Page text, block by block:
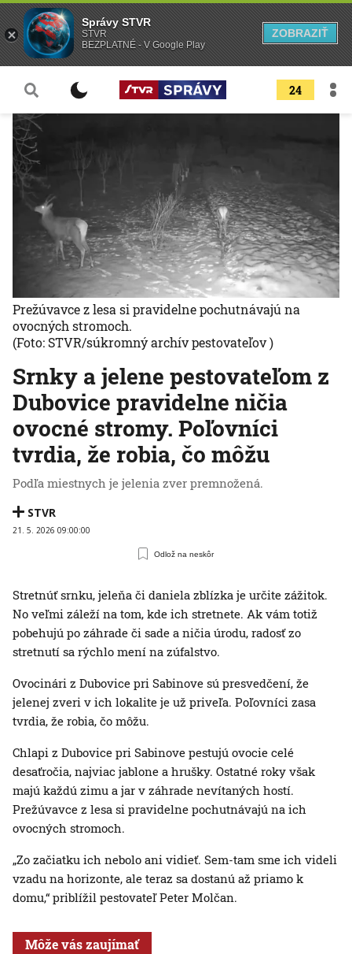
24
Srnky a jelene pestovateľom z
Dubovice pravidelne ničia
ovocné stromy. Poľovníci
tvrdia, že robia, čo môžu
Podľa miestnych je jelenia zver premnožená.
STVR
21. 5. 2026 09:00:00
Odlož na neskôr
Prežúvavce z lesa si pravidelne pochutnávajú na
ovocných stromoch.
(Foto: STVR/súkromný archív pestovateľov )
Stretnúť srnku, jeleňa či daniela zblízka je určite zážitok.
No veľmi záleží na tom, kde ich stretnete. Ak vám totiž
pobehujú po záhrade či sade a ničia úrodu, radosť zo
stretnutí sa rýchlo mení na zúfalstvo.
Ovocinári z Dubovice pri Sabinove sú presvedčení, že
jelenej zveri v ich lokalite je už priveľa. Poľovníci zasa
tvrdia, že robia, čo môžu.
Chlapi z Dubovice pri Sabinove pestujú ovocie celé
desaťročia, najviac jablone a hrušky. Ostatné roky však
majú každú zimu a jar v záhrade nevítaných hostí.
Prežúvavce z lesa si pravidelne pochutnávajú na ich
ovocných stromoch.
„Zo začiatku ich nebolo ani vidieť. Sem-tam sme ich videli
vzadu na horizonte, ale teraz sa dostanú až priamo k
domu,“ priblížil pestovateľ Peter Molčan.
Môže vás zaujímať
Správy STVR
STVR
BEZPLATNÉ - V Google Play
ZOBRAZIŤ